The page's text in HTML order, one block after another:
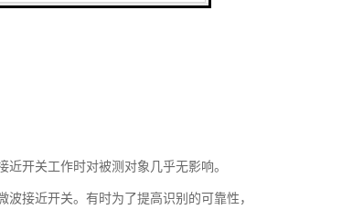
开关工作时对被测对象几乎无影响。
接近开关。有时为了提高识别的可靠性，